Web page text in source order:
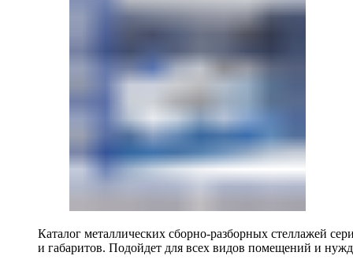
Каталог металлических сборно-разборных стеллажей
и габаритов. Подойдет для всех видов помещений и